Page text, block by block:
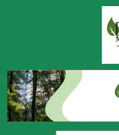
Aller au contenu principal